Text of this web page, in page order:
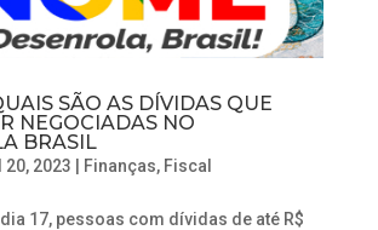
SÃO AS DÍVIDAS QUE
NEGOCIADAS NO
BRASIL
20, 2023 Finanças, Fiscal
17, pessoas com dívidas de até R$